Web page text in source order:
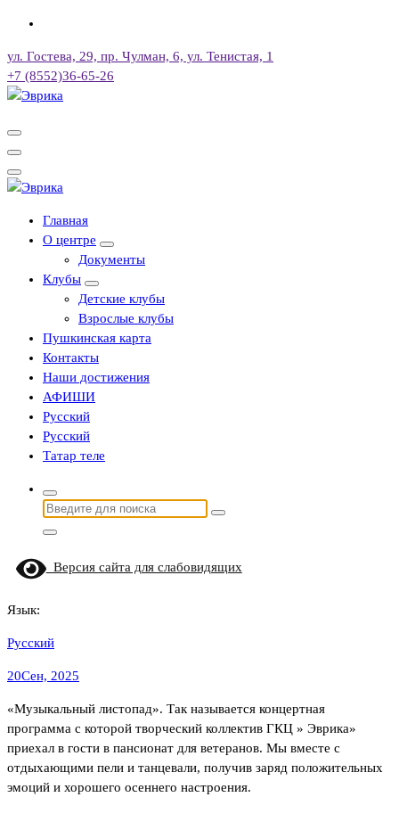
Перейти
содержимому
ул. Гостева, 29, пр. Чулман, 6, ул. Тенистая, 1
+7 (8552)36-65-26
Городской культурный центр, г. Набережные Челны
Городской культурный центр, г. Набережные Челны
Главная
О центре
Документы
Клубы
Детские клубы
Взрослые клубы
Пушкинская карта
Контакты
Наши достижения
АФИШИ
Русский
Русский
Татар теле
Найти:
Версия сайта для слабовидящих
Язык:
Русский
20Сен, 2025
«Музыкальный листопад». Так называется концертная
программа с которой творческий коллектив ГКЦ » Эврика»
приехал в гости в пансионат для ветеранов. Мы вместе с
отдыхающими пели и танцевали, получив заряд положительных
эмоций и хорошего осеннего настроения.